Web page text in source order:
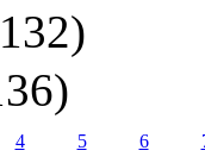
4 5 6